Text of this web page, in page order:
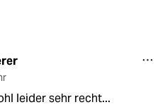
leider sehr recht...